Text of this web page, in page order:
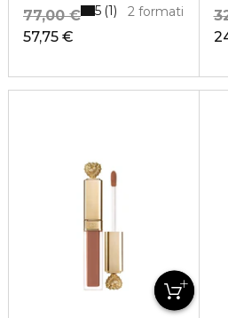
57,75 €
77,00 € 2 formati
5 1